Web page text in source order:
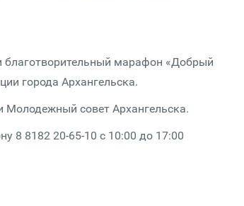
благотворительный марафон «Добрый
города Архангельска.
Молодежный совет Архангельска.
8 8182 20-65-10 с 10:00 до 17:00